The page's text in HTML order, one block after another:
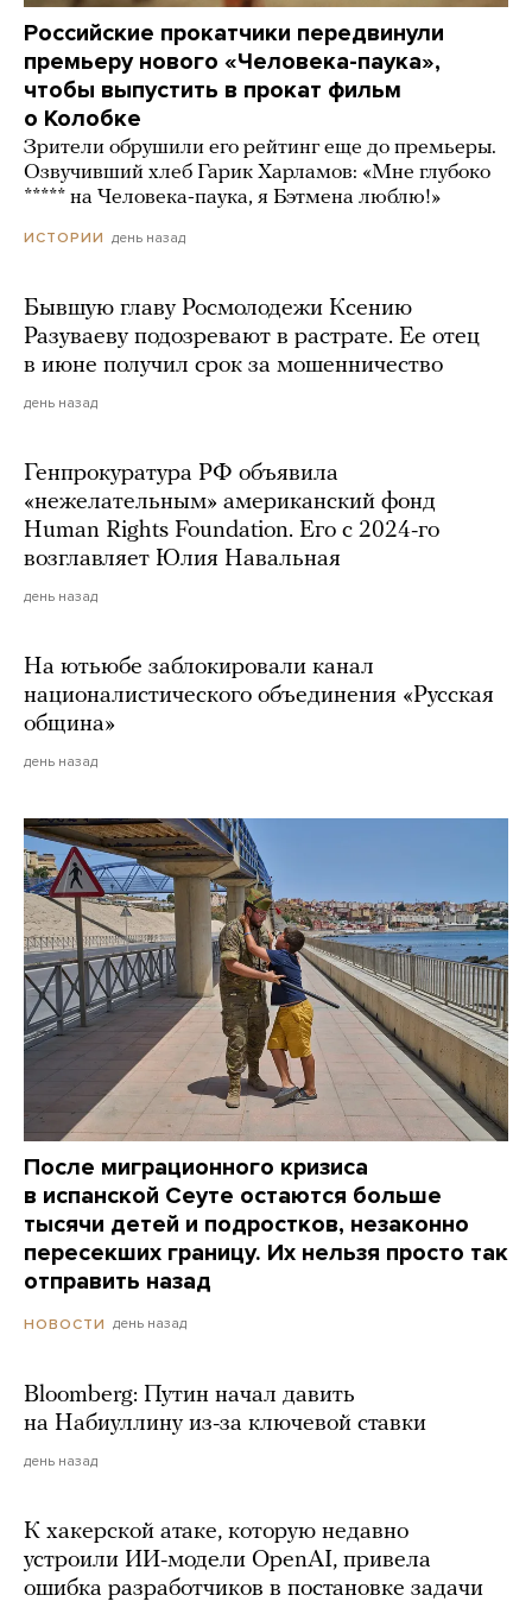
Российские прокатчики передвинули
премьеру нового «Человека-паука»,
чтобы выпустить в прокат фильм
о Колобке
Зрители обрушили его рейтинг еще до премьеры.
Озвучивший хлеб Гарик Харламов: «Мне глубоко
***** на Человека-паука, я Бэтмена люблю!»
ИСТОРИИ день назад
Бывшую главу Росмолодежи Ксению
Разуваеву подозревают в растрате. Ее отец
в июне получил срок за мошенничество
день назад
Генпрокуратура РФ объявила
«нежелательным» американский фонд
Human Rights Foundation. Его с 2024-го
возглавляет Юлия Навальная
день назад
На ютьюбе заблокировали канал
националистического объединения «Русская
община»
день назад
После миграционного кризиса
в испанской Сеуте остаются больше
тысячи детей и подростков, незаконно
пересекших границу. Их нельзя просто так
отправить назад
НОВОСТИ день назад
Bloomberg: Путин начал давить
на Набиуллину из-за ключевой ставки
день назад
К хакерской атаке, которую недавно
устроили ИИ-модели OpenAI, привела
ошибка разработчиков в постановке задачи